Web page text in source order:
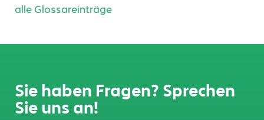
alle Glossareinträge
Sie haben Fragen? Sprechen
Sie uns an!